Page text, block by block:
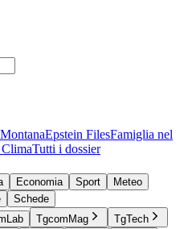
Epstein FilesFamiglia nel
Tutti i dossier
Economia Sport
Meteo
Schede
TgcomMag
TgTech